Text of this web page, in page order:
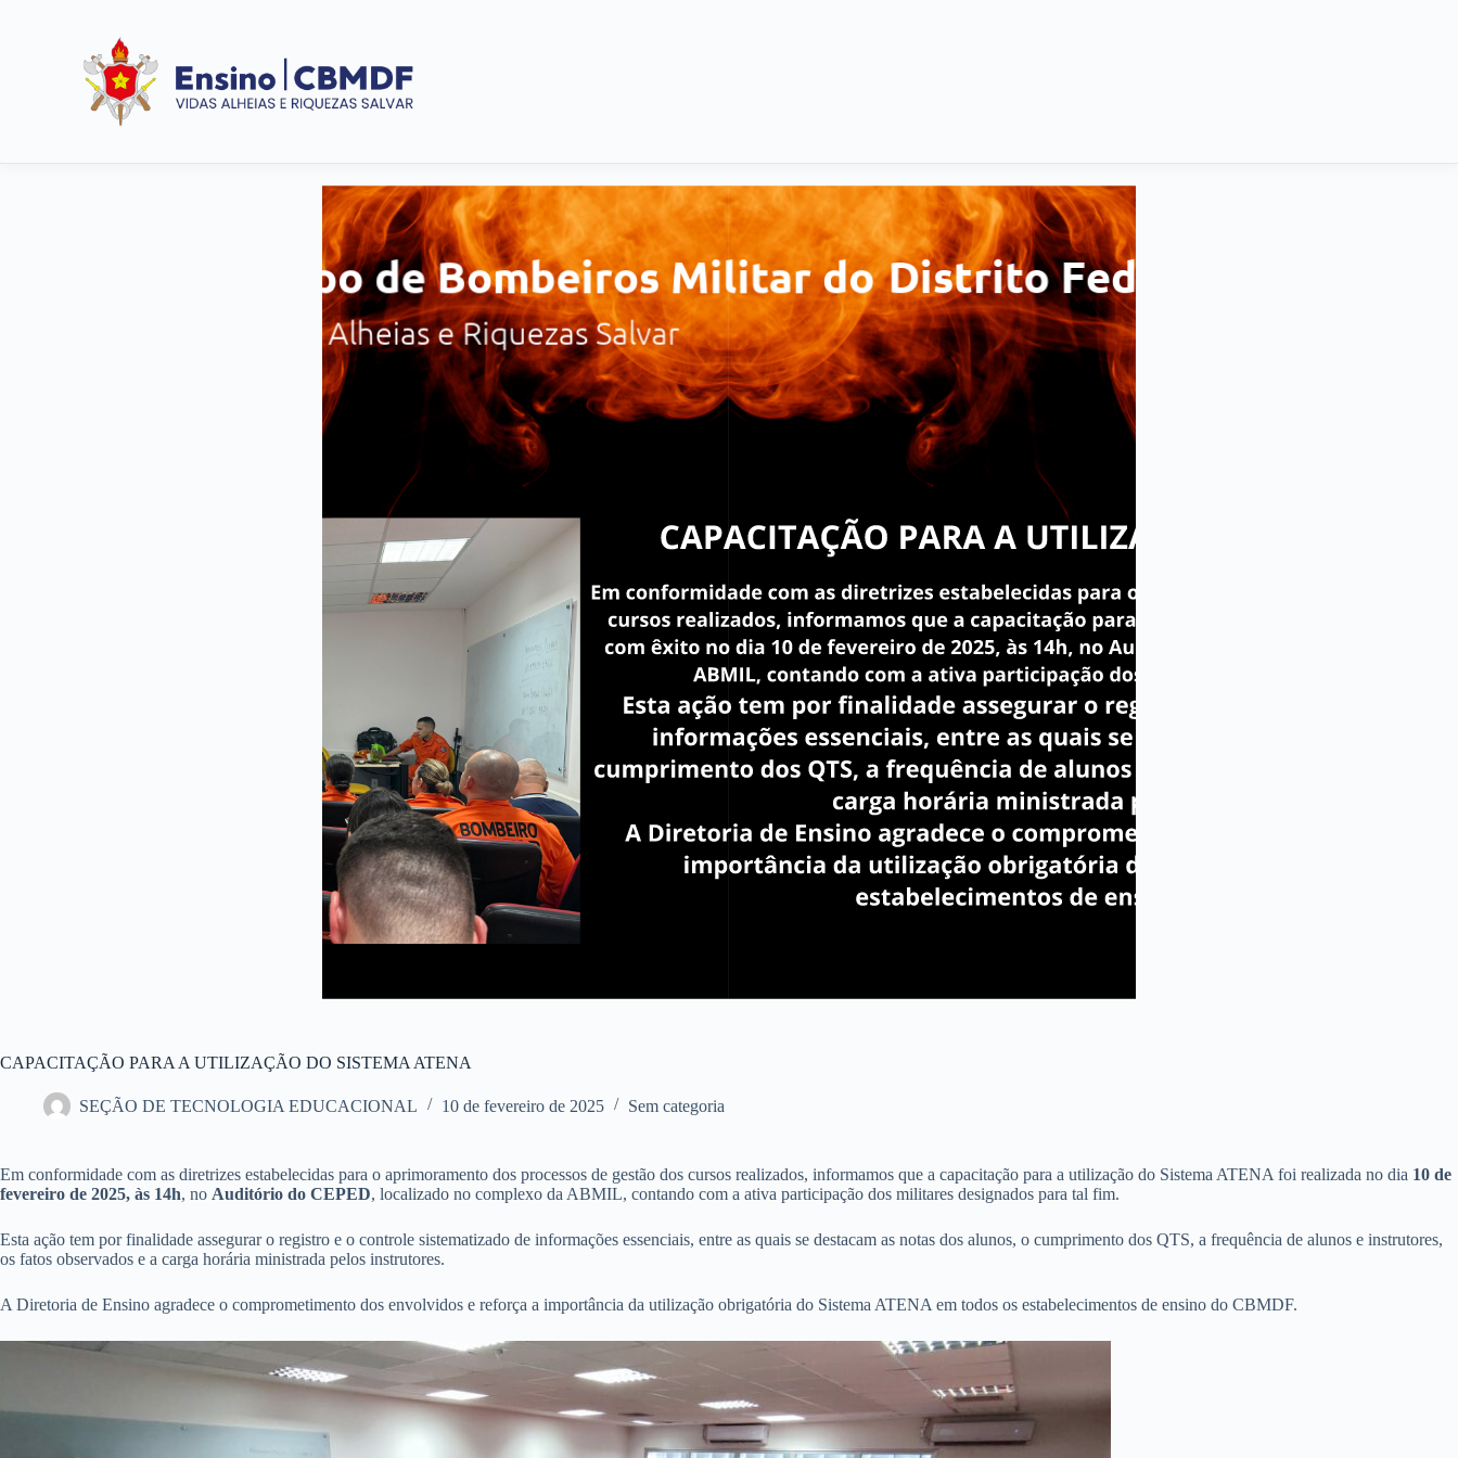
CAPACITAÇÃO PARA A UTILIZAÇÃO DO SISTEMA ATENA
SEÇÃO DE TECNOLOGIA EDUCACIONAL 10 de fevereiro de 2025 Sem categoria
Em conformidade com as diretrizes estabelecidas para o aprimoramento dos processos de gestão dos cursos realizados, informamos que a capacitação para a utilização do Sistema ATENA foi realizada no dia 10 de
fevereiro de 2025, às 14h, no Auditório do CEPED, localizado no complexo da ABMIL, contando com a ativa participação dos militares designados para tal fim.
Esta ação tem por finalidade assegurar o registro e o controle sistematizado de informações essenciais, entre as quais se destacam as notas dos alunos, o cumprimento dos QTS, a frequência de alunos e instrutores,
os fatos observados e a carga horária ministrada pelos instrutores.
A Diretoria de Ensino agradece o comprometimento dos envolvidos e reforça a importância da utilização obrigatória do Sistema ATENA em todos os estabelecimentos de ensino do CBMDF.